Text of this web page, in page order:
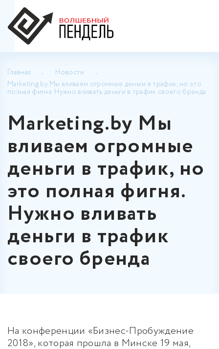
Главная
Новости
Marketing.by Мы вливаем огромные деньги в трафик, но это
полная фигня. Нужно вливать деньги в трафик своего бренда
Marketing.by Мы
вливаем огромные
деньги в трафик, но
это полная фигня.
Нужно вливать
деньги в трафик
своего бренда
На конференции «Бизнес-Пробуждение
2018», которая прошла в Минске 19 мая,